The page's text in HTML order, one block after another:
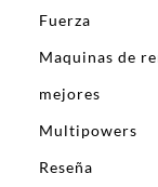
Fuerza
Maquinas de
mejores
Multipowers
Reseña